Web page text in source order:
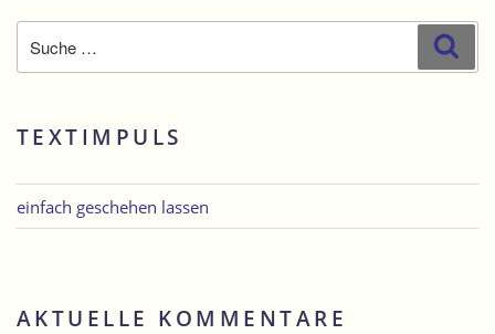
nach:
TEXTIMPULS
einfach geschehen lassen
AKTUELLE KOMMENTARE